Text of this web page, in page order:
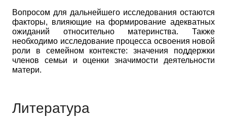
Вопросом для дальнейшего исследования остаются
факторы, влияющие на формирование адекватных
ожиданий относительно материнства. Также
необходимо исследование процесса освоения новой
роли в семейном контексте: значения поддержки
членов семьи и оценки значимости деятельности
матери.
Литература